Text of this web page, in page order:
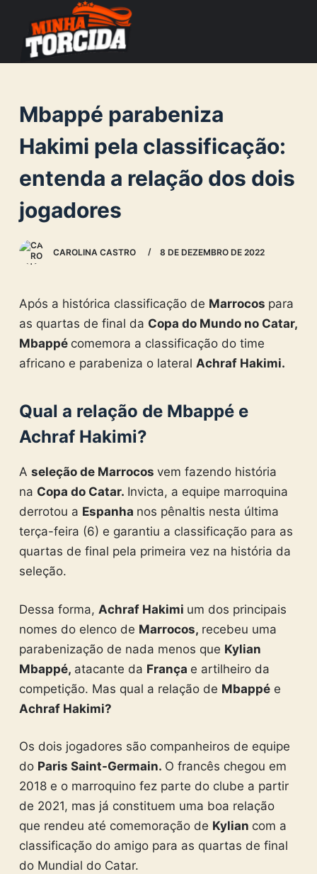
c
o
n
e
Mbappé parabeniza
Hakimi pela classificação:
entenda a relação dos dois
jogadores
CAROLINA CASTRO 8 DE DEZEMBRO DE 2022
Após a histórica classificação de Marrocos para
as quartas de final da Copa do Mundo no Catar,
Mbappé comemora a classificação do time
africano e parabeniza o lateral Achraf Hakimi.
Qual a relação de Mbappé e
Achraf Hakimi?
A seleção de Marrocos vem fazendo história
na Copa do Catar. Invicta, a equipe marroquina
derrotou a Espanha nos pênaltis nesta última
terça-feira (6) e garantiu a classificação para as
quartas de final pela primeira vez na história da
seleção.
Dessa forma, Achraf Hakimi um dos principais
nomes do elenco de Marrocos, recebeu uma
parabenização de nada menos que Kylian
Mbappé, atacante da França e artilheiro da
competição. Mas qual a relação de Mbappée
Achraf Hakimi?
Os dois jogadores são companheiros de equipe
do Paris Saint-Germain. O francês chegou em
2018 e o marroquino fez parte do clube a partir
de 2021, mas já constituem uma boa relação
que rendeu até comemoração de Kylian com a
classificação do amigo para as quartas de final
do Mundial do Catar.